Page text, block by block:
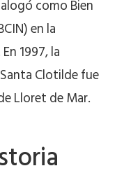
como Bien
en la
1997, la
Clotilde fue
Lloret de Mar.